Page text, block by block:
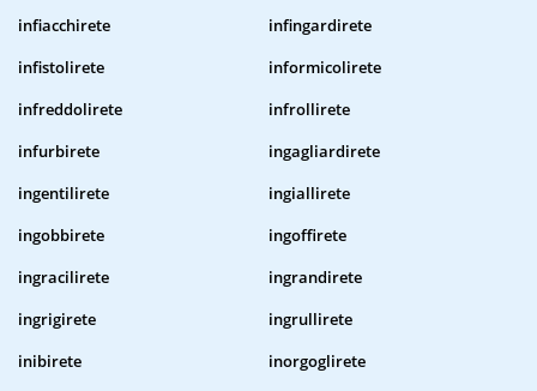
infiacchirete
infingardirete
infistolirete
informicolirete
infreddolirete
infrollirete
infurbirete
ingagliardirete
ingentilirete
ingiallirete
ingobbirete
ingoffirete
ingracilirete
ingrandirete
ingrigirete
ingrullirete
inibirete
inorgoglirete